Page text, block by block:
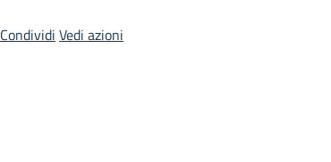
Condividi Vedi azioni